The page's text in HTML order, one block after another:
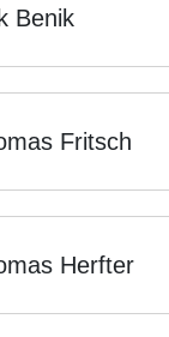
Benik
Fritsch
Herfter